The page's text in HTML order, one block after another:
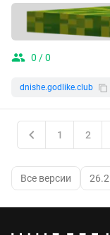
0 / 0
dnishe.godlike.club
1 2
Все версии 26.2